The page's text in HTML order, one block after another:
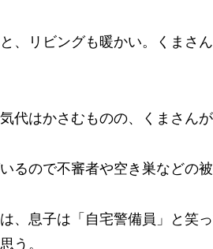
、リビングも暖かい。くまさ
代はかさむものの、くまさん
るので不審者や空き巣などの
、息子は「自宅警備員」と笑
う。